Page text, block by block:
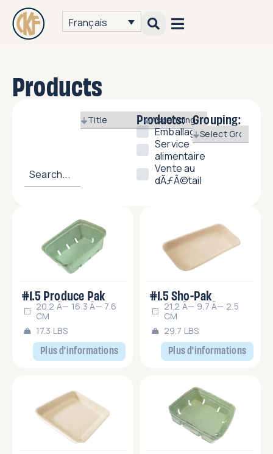
Français
Products
Products:
Emballage
Service
alimentaire
Vente au
dÃƒÂ©tail
Grouping:
Plus d'informations
#1.5 Produce Pak
20.2 Ã— 16.3 Ã— 7.6
CM
17.3 LBS
Plus d'informations
#1.5 Sho-Pak
21.2 Ã— 9.7 Ã— 2.5
CM
29.7 LBS